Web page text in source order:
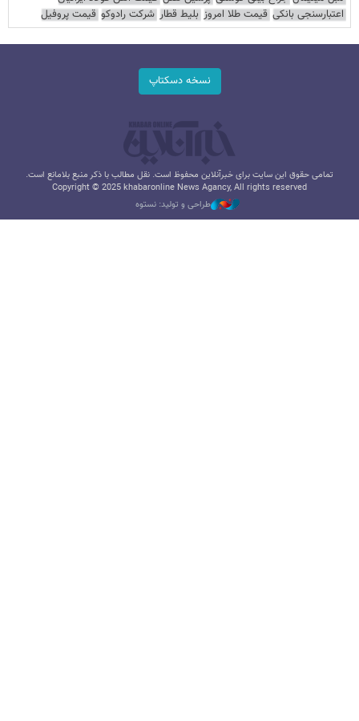
اعتبارسنجی بانکی قیمت طلا امروز بلیط قطار شرکت رادوکو قیمت پروفیل
نسخه دسکتاپ
تمامی حقوق این سایت برای خبرآنلاین محفوظ است. نقل مطالب با ذکر منبع بلامانع است.
Copyright © 2025 khabaronline News Agancy, All rights reserved
طراحی و تولید: نستوه